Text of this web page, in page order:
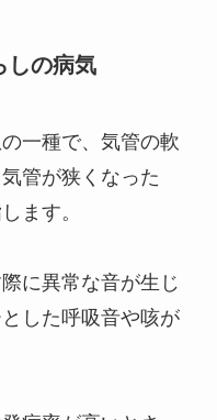
しの病気
一種で、気管の軟
管が狭くなった
ます。
に異常な音が生じ
した呼吸音や咳が